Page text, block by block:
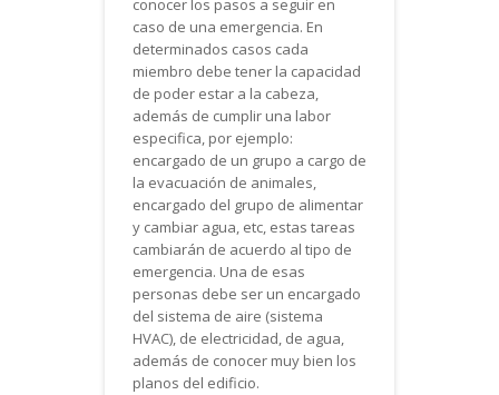
conocer los pasos a seguir en
caso de una emergencia. En
determinados casos cada
miembro debe tener la capacidad
de poder estar a la cabeza,
además de cumplir una labor
especifica, por ejemplo:
encargado de un grupo a cargo de
la evacuación de animales,
encargado del grupo de alimentar
y cambiar agua, etc, estas tareas
cambiarán de acuerdo al tipo de
emergencia. Una de esas
personas debe ser un encargado
del sistema de aire (sistema
HVAC), de electricidad, de agua,
además de conocer muy bien los
planos del edificio.